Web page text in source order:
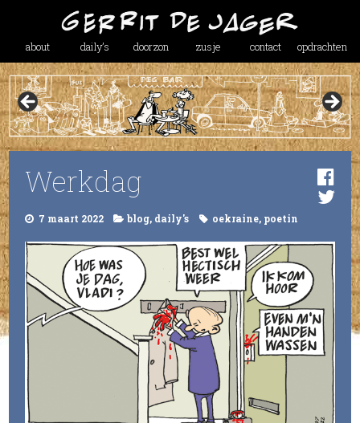
about daily’s doorzon zusje contact opdrachten
Werkdag
7 maart 2022 blog, daily's oekraine, poetin